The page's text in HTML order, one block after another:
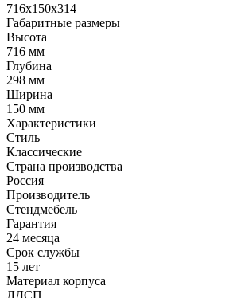
716x150x314
Габаритные размеры
Высота
716 мм
Глубина
298 мм
Ширина
150 мм
Характеристики
Стиль
Классические
Страна производства
Россия
Производитель
Стендмебель
Гарантия
24 месяца
Срок службы
15 лет
Материал корпуса
ЛДСП